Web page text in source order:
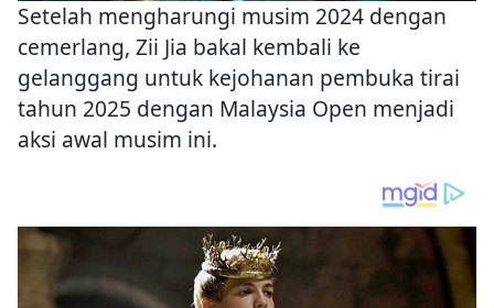
Setelah mengharungi musim 2024 dengan
cemerlang, Zii Jia bakal kembali ke
gelanggang untuk kejohanan pembuka tirai
tahun 2025 dengan Malaysia Open menjadi
aksi awal musim ini.